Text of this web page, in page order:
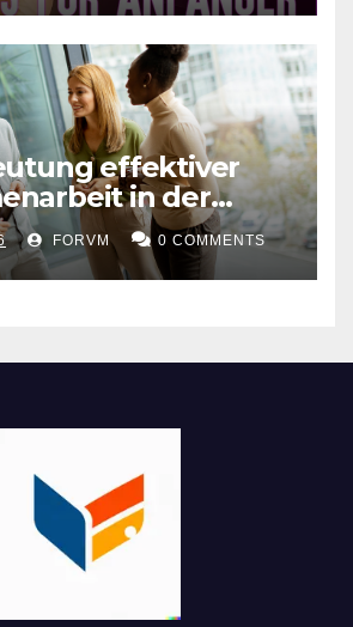
effektiver
in der
FORVM 0 COMMENTS